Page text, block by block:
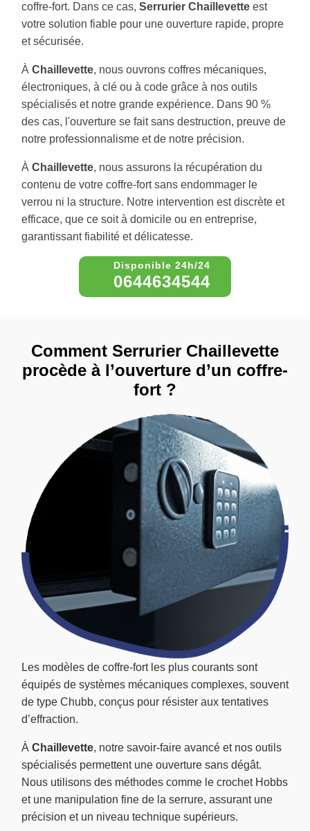
coffre-fort. Dans ce cas, Serrurier Chaillevette est
votre solution fiable pour une ouverture rapide, propre
et sécurisée.
À Chaillevette, nous ouvrons coffres mécaniques,
électroniques, à clé ou à code grâce à nos outils
spécialisés et notre grande expérience. Dans 90 %
des cas, l'ouverture se fait sans destruction, preuve de
notre professionnalisme et de notre précision.
À Chaillevette, nous assurons la récupération du
contenu de votre coffre-fort sans endommager le
verrou ni la structure. Notre intervention est discrète et
efficace, que ce soit à domicile ou en entreprise,
garantissant fiabilité et délicatesse.
0644634544
Les modèles de coffre-fort les plus courants sont
équipés de systèmes mécaniques complexes, souvent
de type Chubb, conçus pour résister aux tentatives
d’effraction.
À Chaillevette, notre savoir-faire avancé et nos outils
spécialisés permettent une ouverture sans dégât.
Nous utilisons des méthodes comme le crochet Hobbs
et une manipulation fine de la serrure, assurant une
précision et un niveau technique supérieurs.
Comment Serrurier Chaillevette
procède à l’ouverture d’un coffre-
fort ?